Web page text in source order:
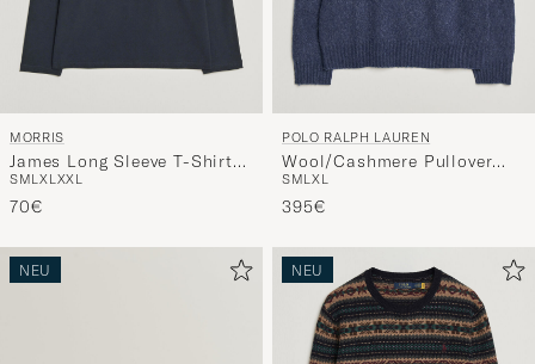
MORRIS
James Long Sleeve T-Shirt
Old Blue
SMLXLXXL
70€
POLO RALPH LAUREN
Wool/Cashmere Pullover
Navy Combo
SMLXL
395€
NEU NEU